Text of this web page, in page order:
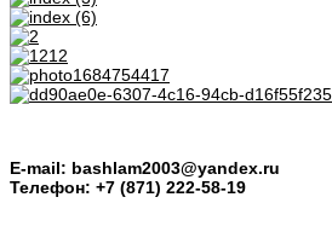
E-mail: bashlam2003@yandex.ru
Телефон: +7 (871) 222-58-19